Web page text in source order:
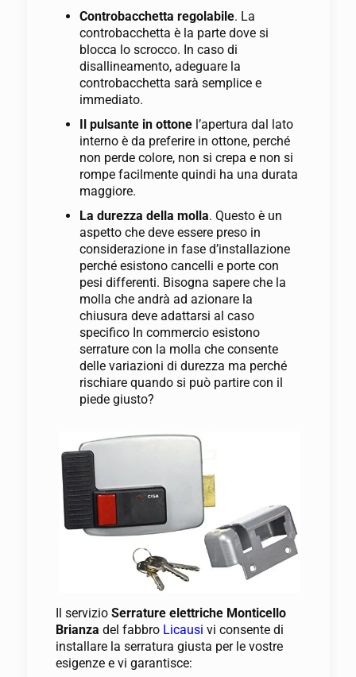
Controbacchetta regolabile. La
controbacchetta è la parte dove si
blocca lo scrocco. In caso di
disallineamento, adeguare la
controbacchetta sarà semplice e
immediato.
Il pulsante in ottonel’apertura dal lato
interno è da preferire in ottone, perché
non perde colore, non si crepa e non si
rompe facilmente quindi ha una durata
maggiore.
La durezza della molla. Questo è un
aspetto che deve essere preso in
considerazione in fase d’installazione
perché esistono cancelli e porte con
pesi differenti. Bisogna sapere che la
molla che andrà ad azionare la
chiusura deve adattarsi al caso
specifico In commercio esistono
serrature con la molla che consente
delle variazioni di durezza ma perché
rischiare quando si può partire con il
piede giusto?
Il servizio Serrature elettriche Monticello
Brianza del fabbro Licausi vi consente di
installare la serratura giusta per le vostre
esigenze e vi garantisce: